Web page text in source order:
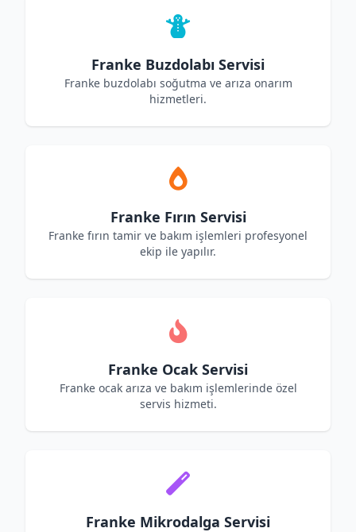
Franke Buzdolabı Servisi
Franke buzdolabı soğutma ve arıza onarım
hizmetleri.
Franke Fırın Servisi
Franke fırın tamir ve bakım işlemleri profesyonel
ekip ile yapılır.
Franke Ocak Servisi
Franke ocak arıza ve bakım işlemlerinde özel
servis hizmeti.
Franke Mikrodalga Servisi